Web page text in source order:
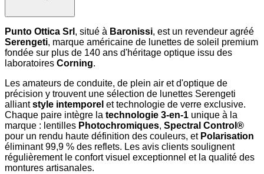
Punto Ottica Srl , situé à Baronissi, est un revendeur agréé
Serengeti, marque américaine de lunettes de soleil premium
fondée sur plus de 140 ans d'héritage optique issu des
laboratoires Corning.
Les amateurs de conduite, de plein air et d'optique de
précision y trouvent une sélection de lunettes Serengeti
alliantstyle intemporel et technologie de verre exclusive.
Chaque paire intègre la technologie 3-en-1 unique à la
marque : lentilles Photochromiques, Spectral Control®
pour un rendu haute définition des couleurs, et Polarisation
éliminant 99,9 % des reflets. Les avis clients soulignent
régulièrement le confort visuel exceptionnel et la qualité des
montures artisanales.